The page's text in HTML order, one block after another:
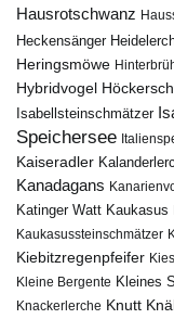
Hausrotschwanz
Heckensänger
Heringsmöwe
Hybridvogel
Isabellsteinschmätzer
Speichersee
Kaiseradler
Kanadagans
Katinger Watt Kaukasus
Kaukasussteinschmätzer
Kiebitzregenpfeifer
Kleine Bergente Kleines
Knackerlerche Knutt